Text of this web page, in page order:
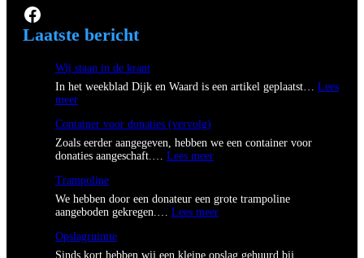
Facebook
Laatste bericht
Wij staan in de krant
In het weekblad Dijk en Waard is een artikel geplaatst… Lees
meer:
i
j
s
a
a
n
i
d
e
Container voor donaties (vervolg)
Zoals eerder aangegeven, hebben we een container voor
donaties aangeschaft.… Lees meer:
n
t
a
Trampoline
We hebben door een donateur een grote trampoline
aangeboden gekregen.… Lees meer:
a
Opslagruimte
Sinds kort hebben wij een kleine opslag gehuurd bij